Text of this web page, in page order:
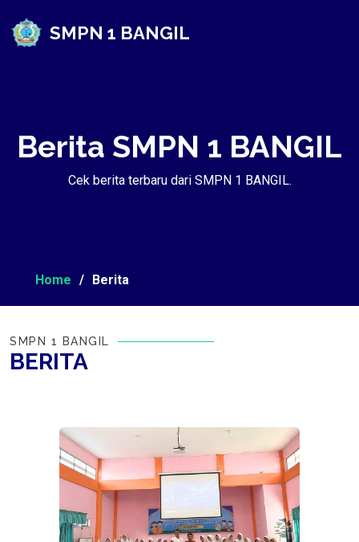
SMPN 1 BANGIL
Berita SMPN 1 BANGIL
Cek berita terbaru dari SMPN 1 BANGIL.
Home Berita
SMPN 1 BANGIL
BERITA